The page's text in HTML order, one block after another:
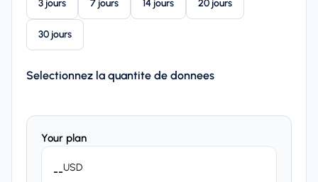
3 jours 7 jours 14 jours 20 jours
30 jours
Selectionnez la quantite de donnees
Your plan
--USD